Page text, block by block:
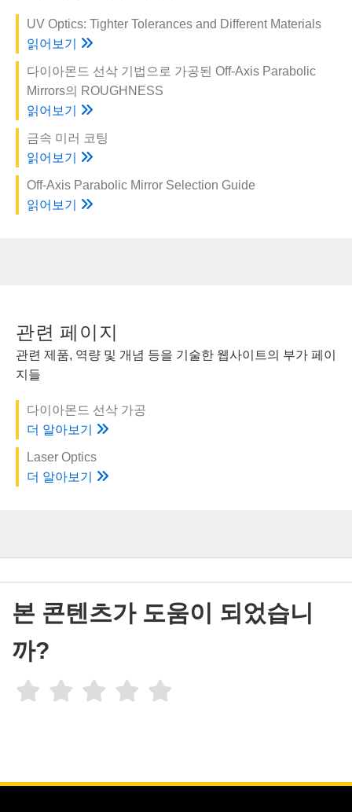
UV Optics: Tighter Tolerances and Different Materials
읽어보기
다이아몬드 선삭 기법으로 가공된 Off-Axis Parabolic
Mirrors의 ROUGHNESS
읽어보기
금속 미러 코팅
읽어보기
Off-Axis Parabolic Mirror Selection Guide
읽어보기
관련 페이지
관련 제품, 역량 및 개념 등을 기술한 웹사이트의 부가 페이
지들
다이아몬드 선삭 가공
더 알아보기
Laser Optics
더 알아보기
본 콘텐츠가 도움이 되었습니
까?